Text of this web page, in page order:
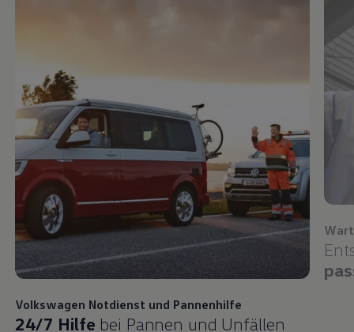
Volkswagen Notdienst und Pannenhilfe
24/7 Hilfe bei Pannen und Unfällen